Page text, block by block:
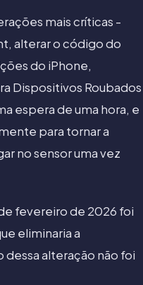
mais críticas -
alterar o código do
do iPhone,
Dispositivos Roubados
espera de uma hora, e
para tornar a
no sensor uma vez
fevereiro de 2026 foi
eliminaria a
alteração não foi